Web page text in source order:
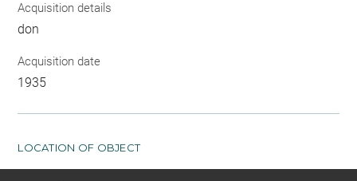
Acquisition details
don
Acquisition date
1935
LOCATION OF OBJECT